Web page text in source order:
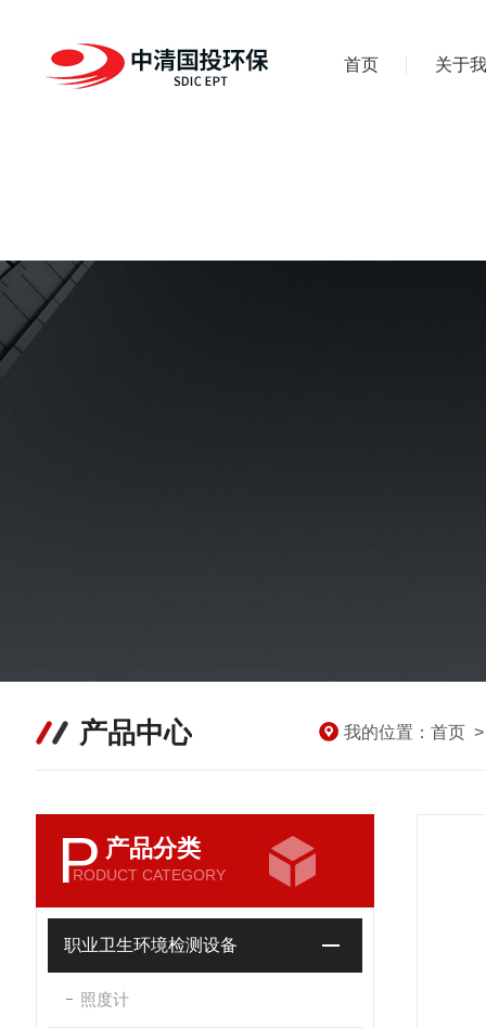
首页 关于
产品中心 我的位置： 首页
P 产品分类
RODUCT CATEGORY
职业卫生环境检测设备
照度计